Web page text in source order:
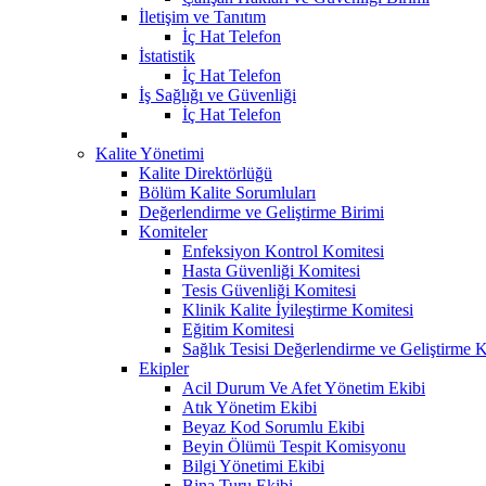
İletişim ve Tanıtım
İç Hat Telefon
İstatistik
İç Hat Telefon
İş Sağlığı ve Güvenliği
İç Hat Telefon
Kalite Yönetimi
Kalite Direktörlüğü
Bölüm Kalite Sorumluları
Değerlendirme ve Geliştirme Birimi
Komiteler
Enfeksiyon Kontrol Komitesi
Hasta Güvenliği Komitesi
Tesis Güvenliği Komitesi
Klinik Kalite İyileştirme Komitesi
Eğitim Komitesi
Sağlık Tesisi Değerlendirme ve Geliştirme
Ekipler
Acil Durum Ve Afet Yönetim Ekibi
Atık Yönetim Ekibi
Beyaz Kod Sorumlu Ekibi
Beyin Ölümü Tespit Komisyonu
Bilgi Yönetimi Ekibi